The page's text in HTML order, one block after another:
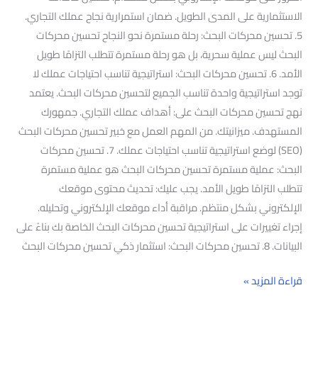
الاستثمارية على المدى الطويل. ضمان استمرارية نجاح عملك التجاري.
5. تحسين محركات البحث: رحلة مستمرة نحو النجاح تحسين محركات
البحث ليس عملية سحرية، بل هو رحلة مستمرة تتطلب التزامًا طويل
الأمد. 6. تحسين محركات البحث: استراتيجية تناسب احتياجات عملك لا
توجد استراتيجية واحدة تناسب الجميع لتحسين محركات البحث. يعتمد
نهج تحسين محركات البحث على: أهداف عملك التجاري. جمهورك
المستهدف. ميزانيتك. من المهم العمل مع خبير تحسين محركات البحث
(SEO) لوضع استراتيجية تناسب احتياجات عملك. 7. تحسين محركات
البحث: عملية مستمرة تحسين محركات البحث هو عملية مستمرة
تتطلب التزامًا طويل الأمد. يجب عليك: تحديث محتوى موقعك
الإلكتروني بشكل منتظم. مراقبة أداء موقعك الإلكتروني وتحليله.
إجراء تغييرات على استراتيجية تحسين محركات البحث الخاصة بك بناءً على
البيانات. 8. تحسين محركات البحث: استثمار ذكي تحسين محركات البحث
قراءة المزيد »